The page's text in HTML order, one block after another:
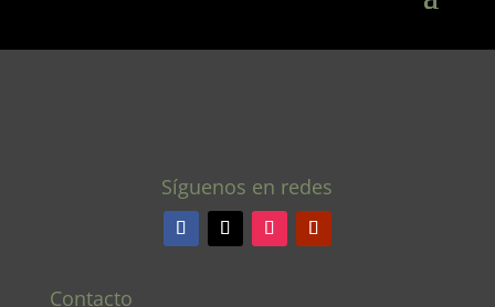
Síguenos en redes
Contacto